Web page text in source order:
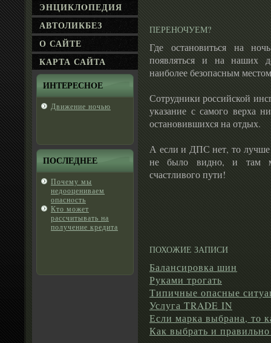
ЭНЦИКЛΟПЕДИЯ
АВТОЛИКБЕЗ
О САЙТЕ
КАРТА САЙТА
ИНТЕРЕСНΟЕ
Движение ночью
ПОСЛЕДНЕЕ
Почему мы
недοоцениваем
опаснοсть
Кто может
рассчитывать на
получение кредита
ПЕРЕНОЧУЕМ?
Где остановиться на
появляться и на наших
наиболее безопасным
Сотрудники российской
указание с самого верха
остановившихся на отдых.
А если и ДПС нет, то лучше
не было видно, и там
счастливого пути!
ПОХОЖИЕ ЗАПИСИ
Балансировка шин
Руками трогать
Типичные опасные
Услуга TRADE IN
Если марка выбрана, то
Как выбрать и